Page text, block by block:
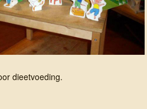
dieetvoeding.